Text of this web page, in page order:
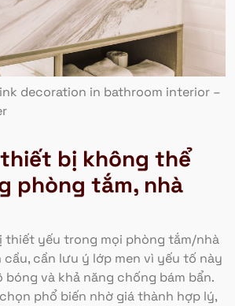
decoration in bathroom interior –
thiết bị không thể
phòng tắm, nhà
thiết yếu trong mọi phòng tắm/nhà
cầu, cần lưu ý lớp men vì yếu tố này
bóng và khả năng chống bám bẩn.
phổ biến nhờ giá thành hợp lý,